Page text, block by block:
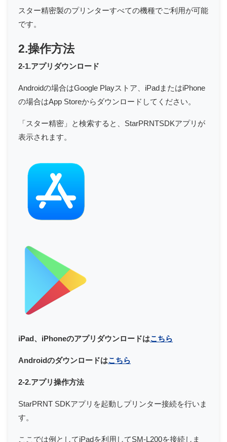
スター精密製のプリンターすべての機種でご利用が可能
です。
2.操作方法
2-1.アプリダウンロード
Androidの場合はGoogle Playストア、iPadまたはiPhone
の場合はApp Storeからダウンロードしてください。
「スター精密」と検索すると、StarPRNTSDKアプリが
表示されます。
iPad、iPhoneのアプリダウンロードはこちら
Androidのダウンロードはこちら
2-2.アプリ操作方法
StarPRNT SDKアプリを起動しプリンター接続を行いま
す。
ここでは例としてiPadを利用してSM-L200を接続しま